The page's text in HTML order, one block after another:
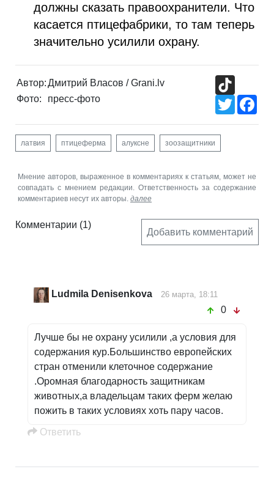
должны сказать правоохранители. Что
касается птицефабрики, то там теперь
значительно усилили охрану.
Автор:Дмитрий Власов / Grani.lv
Фото:
пресс-фото
Twitter
латвия птицеферма алуксне зоозащитники
Мнение авторов, выраженное в комментариях к статьям, может не
совпадать с мнением редакции. Ответственность за содержание
комментариев несут их авторы. далее
Комментарии (1)
Добавить комментарий
Ludmila Denisenkova 26 марта, 18:11
0
Лучше бы не охрану усилили ,а условия для
содержания кур.Большинство европейских
стран отменили клеточное содержание
.Оромная благодарность защитникам
животных,а владельцам таких ферм желаю
пожить в таких условиях хоть пару часов.
Oтветить